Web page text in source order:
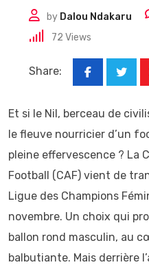
by Dalou Ndakaru
72 Views
Share:
Et si le Nil, berceau de
le fleuve nourricier d’un
pleine effervescence ? La
Football (CAF) vient de
Ligue des Champions
novembre. Un choix qui
ballon rond masculin, au
balbutiante. Mais derrière